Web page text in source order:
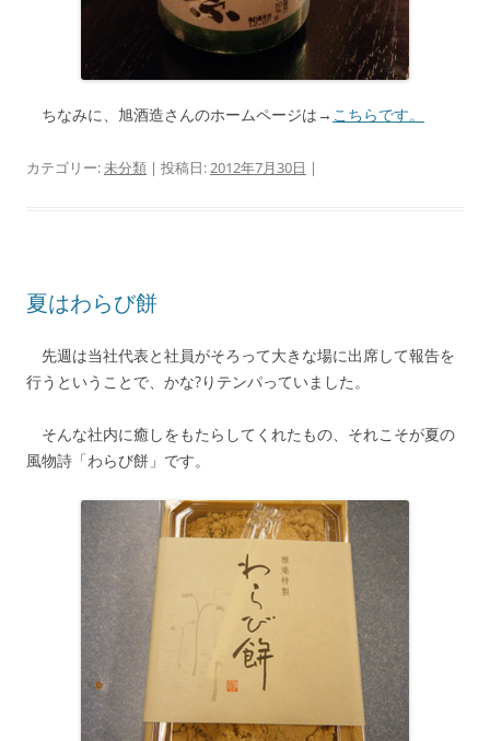
ちなみに、旭酒造さんのホームページは→ こちらです。
カテゴリー:未分類 | 投稿日:2012年7月30日 |
夏はわらび餅
先週は当社代表と社員がそろって大きな場に出席して報告を
行うということで、かな?りテンパっていました。
そんな社内に癒しをもたらしてくれたもの、それこそが夏の
風物詩「わらび餅」です。